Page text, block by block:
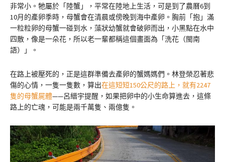
非常小。牠屬於「陸蟹」，平常在陸地上生活，可是到了農曆6到
10月的產卵季時，母蟹會在清晨或傍晚到海中產卵。胸前「抱」滿
一粒粒卵的母蟹一碰到水，藻狀幼蟹就會破卵而出，小黑點在水中
四散，像是一朵花，所以老一輩都稱這個畫面為「洗花（閩南
語）」。
在路上被壓死的，正是這群準備去產卵的蟹媽媽們。林登榮忍著悲
傷的心情，一隻一隻數，算出在這短短150公尺的路上，就有2247
隻的母蟹屍體——呂縉宇提醒，如果把卵中的小生命算進去，這條
路上的亡魂，可能是兩千萬隻、兩億隻。